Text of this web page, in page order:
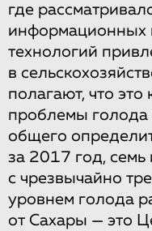
где
информационных
технологий
в
полагают, что
проблемы
общего
за 2017 год, семь
с чрезвычайно
уровнем голода
от Сахары — это